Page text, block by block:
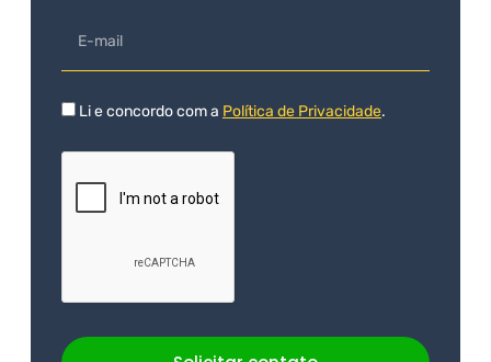
Li e concordo com a Política de Privacidade.